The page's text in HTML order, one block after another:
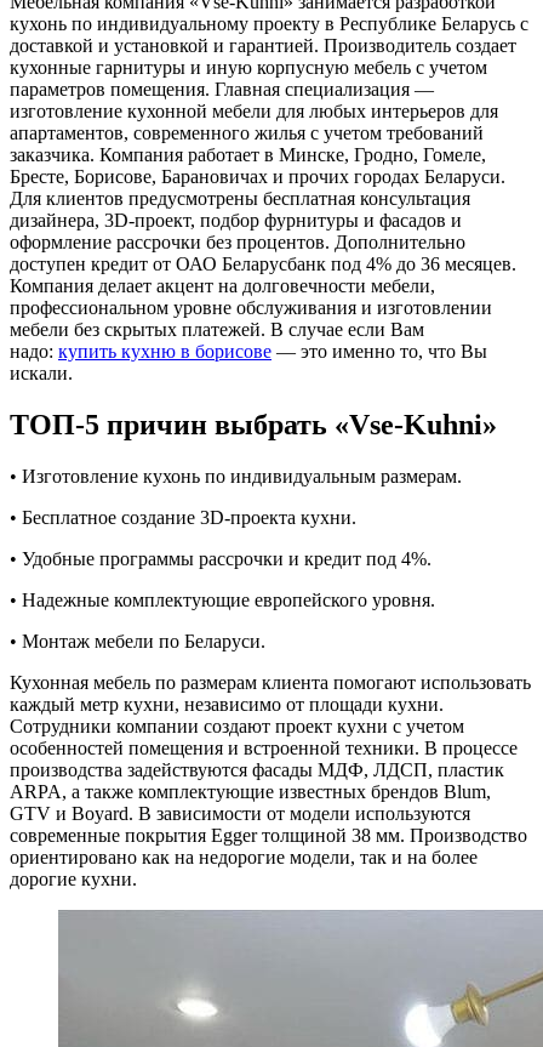
кухонь по индивидуальному проекту в Республике Беларусь с
доставкой и установкой и гарантией. Производитель создает
кухонные гарнитуры и иную корпусную мебель с учетом
параметров помещения. Главная специализация —
изготовление кухонной мебели для любых интерьеров для
апартаментов, современного жилья с учетом требований
заказчика. Компания работает в Минске, Гродно, Гомеле,
Бресте, Борисове, Барановичах и прочих городах Беларуси.
Для клиентов предусмотрены бесплатная консультация
дизайнера, 3D-проект, подбор фурнитуры и фасадов и
оформление рассрочки без процентов. Дополнительно
доступен кредит от ОАО Беларусбанк под 4% до 36 месяцев.
Компания делает акцент на долговечности мебели,
профессиональном уровне обслуживания и изготовлении
мебели без скрытых платежей. В случае если Вам
надо: купить кухню в борисове — это именно то, что Вы
искали.
ТОП-5 причин выбрать «Vse-Kuhni»
• Изготовление кухонь по индивидуальным размерам.
• Бесплатное создание 3D-проекта кухни.
• Удобные программы рассрочки и кредит под 4%.
• Надежные комплектующие европейского уровня.
• Монтаж мебели по Беларуси.
Кухонная мебель по размерам клиента помогают использовать
каждый метр кухни, независимо от площади кухни.
Сотрудники компании создают проект кухни с учетом
особенностей помещения и встроенной техники. В процессе
производства задействуются фасады МДФ, ЛДСП, пластик
ARPA, а также комплектующие известных брендов Blum,
GTV и Boyard. В зависимости от модели используются
современные покрытия Egger толщиной 38 мм. Производство
ориентировано как на недорогие модели, так и на более
дорогие кухни.